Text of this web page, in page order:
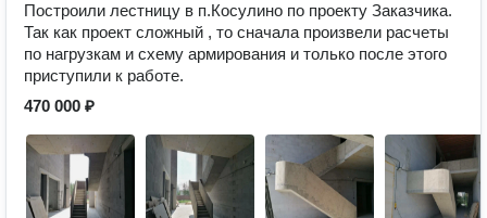
Построили лестницу в п.Косулино по проекту Заказчика.
Так как проект сложный , то сначала произвели расчеты
по нагрузкам и схему армирования и только после этого
приступили к работе.
470 000 ₽